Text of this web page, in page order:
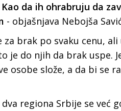
da ih ohrabruju da
- objašnjava Nebojša
brak po svaku cenu,
je do njih da brak uspe.
osobe slože, a da bi se
regiona Srbije se već